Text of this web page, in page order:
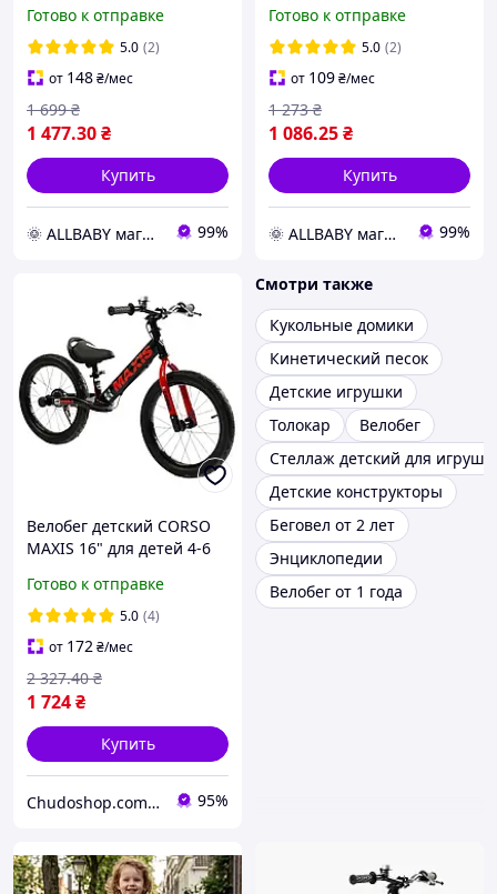
тормозом, надувными
колесами, велобег
Готово к отправке
5.0 (2)
от 148₴/мес
1 477.30₴
1 699 ₴
Купить
🌞 ALLBABY магазин товаров для детей 99%
нейлоновой рамой и
вилкой, велобег
Готово к отправке
5.0 (2)
от 109₴/мес
1 086.25₴
1 273 ₴
Купить
🌞 ALLBABY магазин товаров для детей 99%
Велобег детский CORSO
MAXIS 16" для детей 4-6
ручным тормозом и
подножкой стальной
рама
Готово к отправке
5.0 (4)
от 172₴/мес
1 724₴
2 327.40 ₴
Купить
Chudoshop.com.ua 95%
Смотри также
Кукольные домики
Кинетический песок
Детские игрушки
Толокар
Велобег
Стеллаж детский для
Детские конструкторы
Беговел от 2 лет
Энциклопедии
Велобег от 1 года